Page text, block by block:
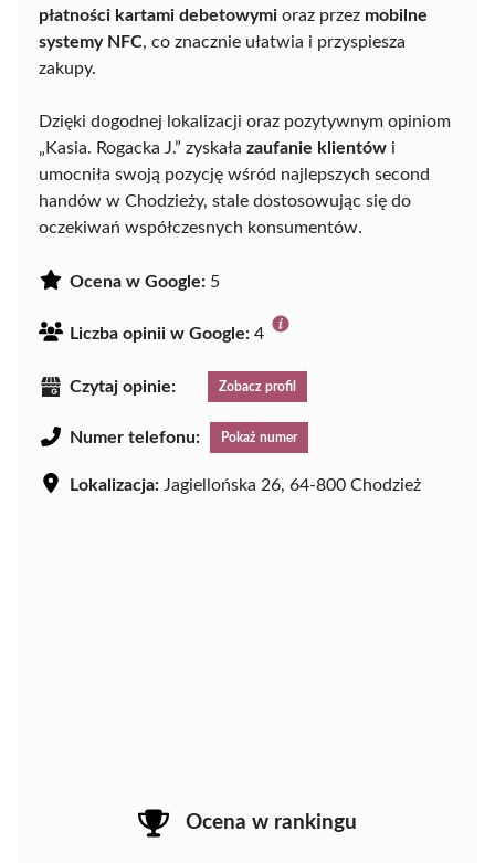
płatności kartami debetowymi oraz przez mobilne
systemy NFC, co znacznie ułatwia i przyspiesza
zakupy.
Dzięki dogodnej lokalizacji oraz pozytywnym opiniom
„Kasia. Rogacka J.” zyskała zaufanie klientów i
umocniła swoją pozycję wśród najlepszych second
handów w Chodzieży, stale dostosowując się do
oczekiwań współczesnych konsumentów.
Ocena w Google: 5
Liczba opinii w Google: 4
Czytaj opinie: Zobacz profil
Numer telefonu: Pokaż numer
Lokalizacja: Jagiellońska 26, 64-800 Chodzież
Ocena w rankingu